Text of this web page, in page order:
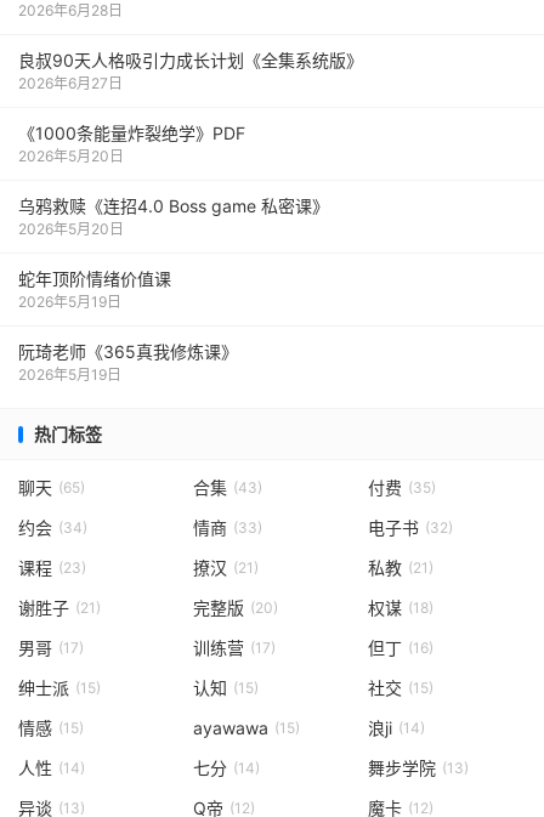
2026年6月28日
良叔90天人格吸引力成长计划《全集系统版》
2026年6月27日
《1000‮能条‬‎量‮裂炸‬‎绝学》PDF
2026年5月20日
乌鸦救赎《连招4.0 Boss game 私密课》
2026年5月20日
蛇年顶阶情绪价值课
2026年5月19日
阮琦老师《365真我修炼课》
2026年5月19日
热门标签
聊天 (65) 合集 (43) 付费 (35)
约会 (34) 情商 (33) 电子书 (32)
课程 (23) 撩汉 (21) 私教 (21)
谢胜子 (21) 完整版 (20) 权谋 (18)
男哥 (17) 训练营 (17) 但丁 (16)
绅士派 (15) 认知 (15) 社交 (15)
情感 (15) ayawawa (15) 浪ji (14)
人性 (14) 七分 (14) 舞步学院 (13)
异谈 (13) Q帝 (12) 魔卡 (12)